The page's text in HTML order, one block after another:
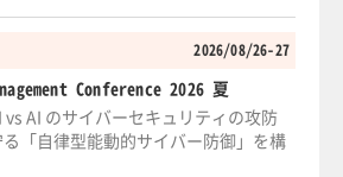
2026/08/26-27
Conference 2026 夏
vs AI のサイバーセキュリティの攻防
「自律型能動的サイバー防御」を構